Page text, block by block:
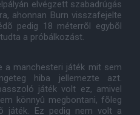
elvégzett szabadrúgás
ahonnan Burn visszafejelte
pedig 18 méterrõl egybõl
a próbálkozást.
manchesteri játék mit sem
hiba jellemezte azt.
játék volt ez, amivel
könnyû megbontani, fõleg
játék. Ez pedig nem volt a